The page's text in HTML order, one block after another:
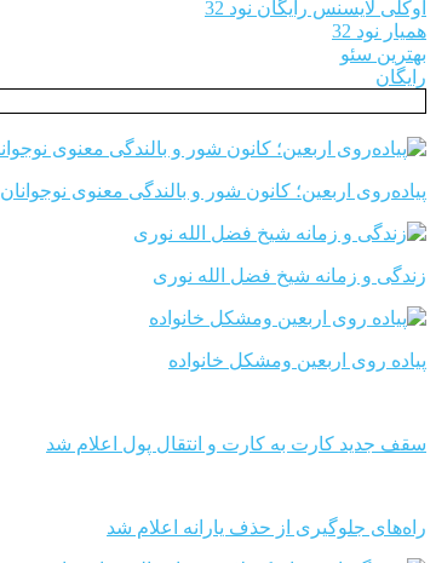
اوکلی لایسنس رایگان نود 32
همیار نود 32
بهترین سئو
رایگان
پیاده‌روی اربعین؛ کانون شور و بالندگی معنوی نوجوانان
زندگی و زمانه شیخ فضل الله نوری
پیاده روی اربعین ومشکل خانواده
سقف جدید کارت به کارت و انتقال پول اعلام شد
راه‌های جلوگیری از حذف یارانه اعلام شد